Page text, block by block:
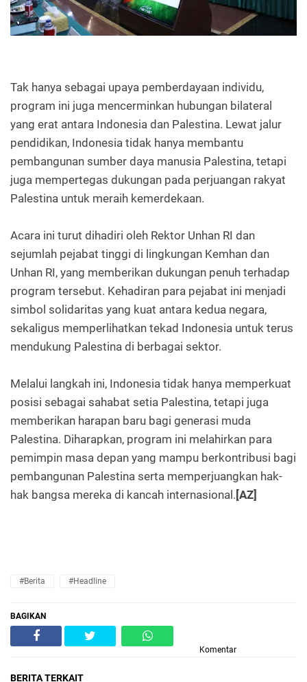
Tak hanya sebagai upaya pemberdayaan individu,
program ini juga mencerminkan hubungan bilateral
yang erat antara Indonesia dan Palestina. Lewat jalur
pendidikan, Indonesia tidak hanya membantu
pembangunan sumber daya manusia Palestina, tetapi
juga mempertegas dukungan pada perjuangan rakyat
Palestina untuk meraih kemerdekaan.
Acara ini turut dihadiri oleh Rektor Unhan RI dan
sejumlah pejabat tinggi di lingkungan Kemhan dan
Unhan RI, yang memberikan dukungan penuh terhadap
program tersebut. Kehadiran para pejabat ini menjadi
simbol solidaritas yang kuat antara kedua negara,
sekaligus memperlihatkan tekad Indonesia untuk terus
mendukung Palestina di berbagai sektor.
Melalui langkah ini, Indonesia tidak hanya memperkuat
posisi sebagai sahabat setia Palestina, tetapi juga
memberikan harapan baru bagi generasi muda
Palestina. Diharapkan, program ini melahirkan para
pemimpin masa depan yang mampu berkontribusi bagi
pembangunan Palestina serta memperjuangkan hak-
hak bangsa mereka di kancah internasional. [AZ]
#Berita #Headline
BAGIKAN
Komentar
BERITA TERKAIT